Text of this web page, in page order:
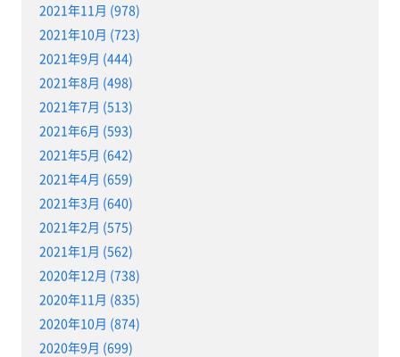
2021年11月 (978)
2021年10月 (723)
2021年9月 (444)
2021年8月 (498)
2021年7月 (513)
2021年6月 (593)
2021年5月 (642)
2021年4月 (659)
2021年3月 (640)
2021年2月 (575)
2021年1月 (562)
2020年12月 (738)
2020年11月 (835)
2020年10月 (874)
2020年9月 (699)